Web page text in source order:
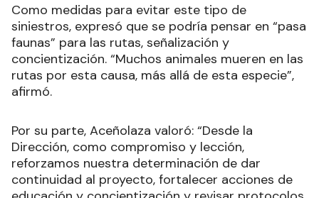
Como medidas para evitar este tipo de
siniestros, expresó que se podría pensar en “pasa
faunas” para las rutas, señalización y
concientización. “Muchos animales mueren en las
rutas por esta causa, más allá de esta especie”,
afirmó.
Por su parte, Aceñolaza valoró: “Desde la
Dirección, como compromiso y lección,
reforzamos nuestra determinación de dar
continuidad al proyecto, fortalecer acciones de